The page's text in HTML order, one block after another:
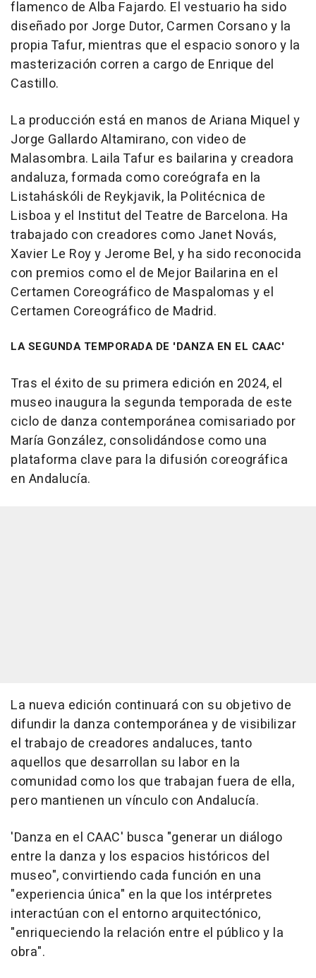
flamenco de Alba Fajardo. El vestuario ha sido
diseñado por Jorge Dutor, Carmen Corsano y la
propia Tafur, mientras que el espacio sonoro y la
masterización corren a cargo de Enrique del
Castillo.
La producción está en manos de Ariana Miquel y
Jorge Gallardo Altamirano, con video de
Malasombra. Laila Tafur es bailarina y creadora
andaluza, formada como coreógrafa en la
Listaháskóli de Reykjavik, la Politécnica de
Lisboa y el Institut del Teatre de Barcelona. Ha
trabajado con creadores como Janet Novás,
Xavier Le Roy y Jerome Bel, y ha sido reconocida
con premios como el de Mejor Bailarina en el
Certamen Coreográfico de Maspalomas y el
Certamen Coreográfico de Madrid.
LA SEGUNDA TEMPORADA DE 'DANZA EN EL CAAC'
Tras el éxito de su primera edición en 2024, el
museo inaugura la segunda temporada de este
ciclo de danza contemporánea comisariado por
María González, consolidándose como una
plataforma clave para la difusión coreográfica
en Andalucía.
La nueva edición continuará con su objetivo de
difundir la danza contemporánea y de visibilizar
el trabajo de creadores andaluces, tanto
aquellos que desarrollan su labor en la
comunidad como los que trabajan fuera de ella,
pero mantienen un vínculo con Andalucía.
'Danza en el CAAC' busca "generar un diálogo
entre la danza y los espacios históricos del
museo", convirtiendo cada función en una
"experiencia única" en la que los intérpretes
interactúan con el entorno arquitectónico,
"enriqueciendo la relación entre el público y la
obra".